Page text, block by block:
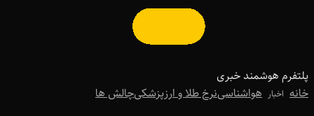
پلتفرم هوشمند خبری
خانه اخبار هواشناسینرخ طلا و ارزپزشکیچالش ها